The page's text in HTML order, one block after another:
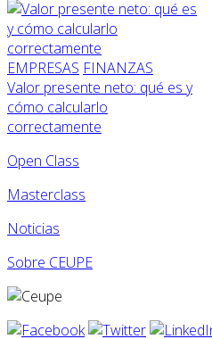
EMPRESAS FINANZAS
Valor presente neto: qué es y
cómo calcularlo
correctamente
Open Class
Masterclass
Noticias
Sobre CEUPE